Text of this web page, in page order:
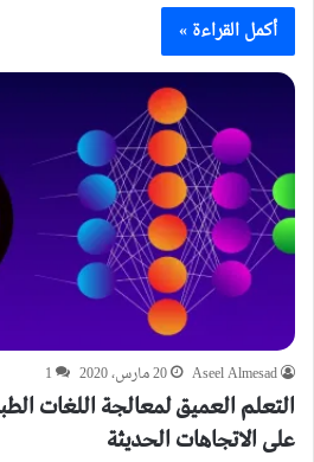
أكمل القراءة »
Aseel Almesad 20 مارس، 2020 1
على الاتجاهات الحديثة